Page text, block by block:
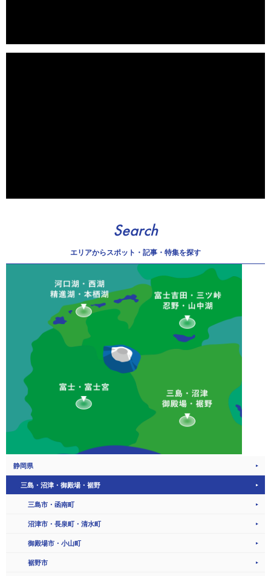
Search
エリアからスポット・記事・特集を探す
静岡県
三島・沼津・御殿場・裾野
三島市・函南町
沼津市・長泉町・清水町
御殿場市・小山町
裾野市